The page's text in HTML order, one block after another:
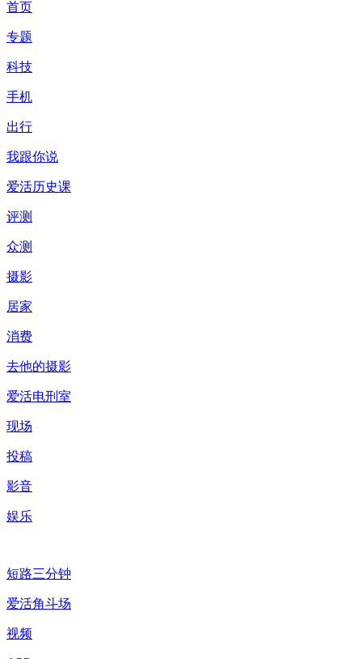
首页
专题
科技
手机
出行
我跟你说
爱活历史课
评测
众测
摄影
居家
消费
去他的摄影
爱活电刑室
现场
投稿
影音
娱乐
短路三分钟
爱活角斗场
视频